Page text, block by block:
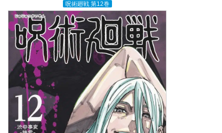
呪術廻戦 第12巻